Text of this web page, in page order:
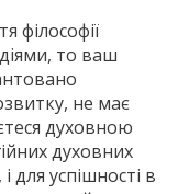
філософії
то ваш
не має
духовною
духовних
для успішності в